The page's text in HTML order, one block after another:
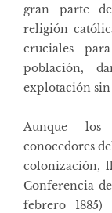
gran parte
religión
cruciales
población,
explotación
Aunque los
conocedores
colonización,
Conferencia
febrero